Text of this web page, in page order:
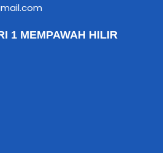
1 MEMPAWAH HILIR